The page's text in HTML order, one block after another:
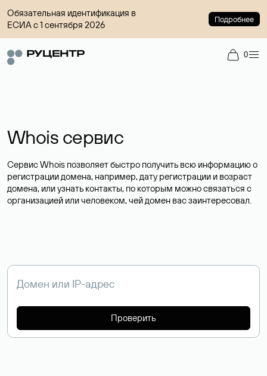
Обязательная идентификация в
ЕСИА с 1 сентября 2026
Подробнее
0
Whois сервис
Сервис Whois позволяет быстро получить всю информацию о
регистрации домена, например, дату регистрации и возраст
домена, или узнать контакты, по которым можно связаться с
организацией или человеком, чей домен вас заинтересовал.
Проверить